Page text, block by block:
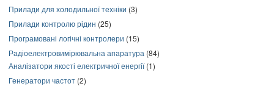
Прилади для холодильної техніки (3)
Прилади контролю рідин (25)
Програмовані логічні контролери (15)
Радіоелектровимірювальна апаратура (84)
Аналізатори якості електричної енергії(1)
Генератори частот (2)